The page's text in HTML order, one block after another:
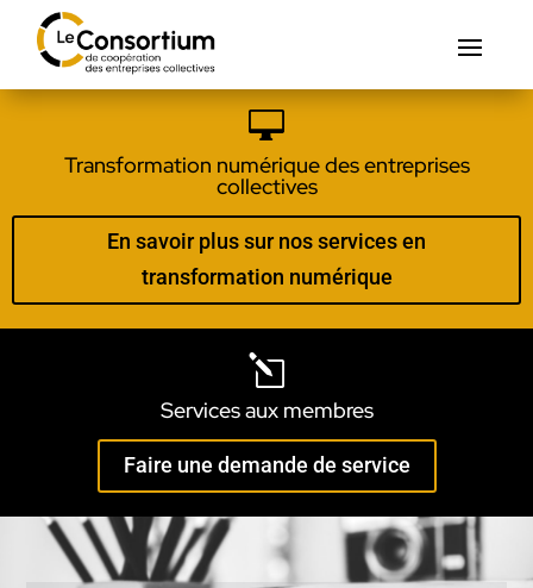

Transformation numérique des entreprises
collectives
En savoir plus sur nos services en
transformation numérique
l
Services aux membres
Faire une demande de service